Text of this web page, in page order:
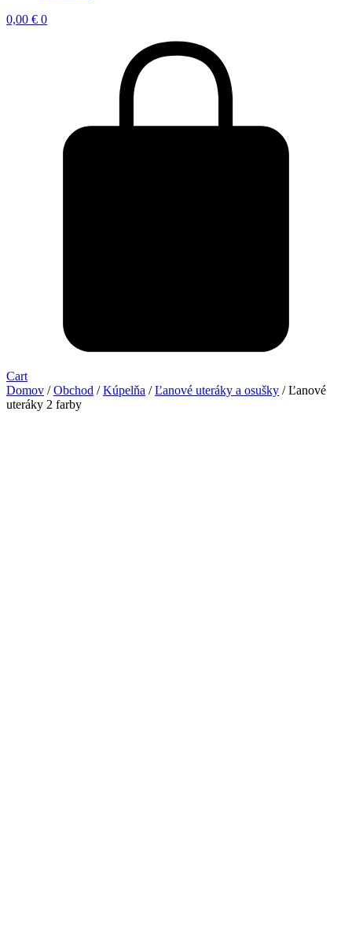
0,00 € 0
Cart
Domov /Obchod /Kúpelňa /Ľanové uteráky a osušky / Ľanové
uteráky 2 farby